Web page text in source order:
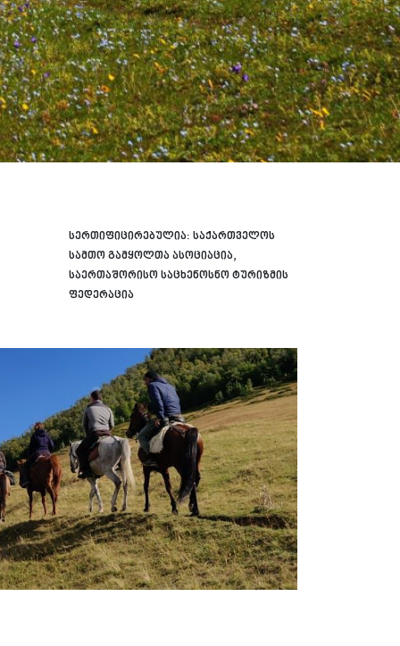
სერთიფიცირებულია: საქართველოს
სამთო გამყოლთა ასოციაცია,
საერთაშორისო საცხენოსნო ტურიზმის
ფედერაცია